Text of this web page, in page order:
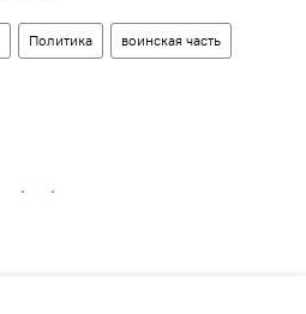
Политика воинская часть